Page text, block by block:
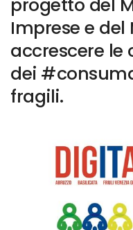
progetto del
Imprese e
accrescere
dei
fragili.